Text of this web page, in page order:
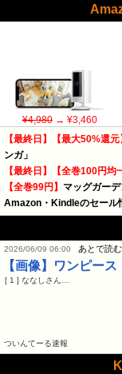
¥4,980→ ¥3,460
【最終日】【最大50%還元
ンガ」
【最終日】【全巻100円均
【全巻99円】 マッグガー
Amazon・Kindleのセール
2026/06/09 06:00 あとで読む
【画像】ワンピー
[ 1 ] ななしさん…
ついんてーる速報